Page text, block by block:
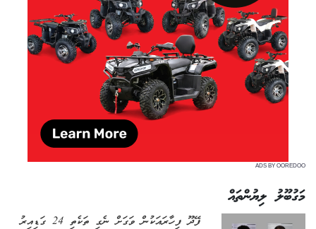
ADS BY OOREDOO
މަގުބޫލު ލިޔުންތައް
ފޭދޫ ފިހާރައަކުން ވަގަށް ނެގި ތަކެތި 24 ގަޑިއިރު